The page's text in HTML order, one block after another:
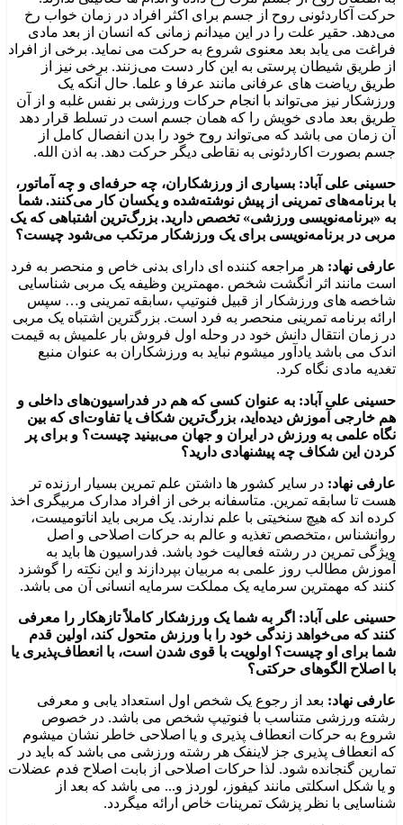
حرکت آکاردئونی روح از جسم برای اکثر افراد در زمان خواب رخ
می‌دهد. حقیر علت را در این میدانم زمانی که انسان از بعد مادی
فراغت می یابد بعد معنوی شروع به حرکت می نماید. برخی از افراد
از طریق شیطان پرستی به این کار دست می‌زنند. برخی نیز از
طریق ریاضت های عرفانی مانند عرفا و علما. حال آنکه یک
ورزشکار نیز می‌تواند با انجام حرکات ورزشی بر نفس غلبه و از آن
طریق بعد مادی خویش را که همان جسم است در تسلط قرار دهد
آن زمان می باشد که می‌تواند روح خود را بدن انفصال کامل از
جسم بصورت اکاردئونی به نقاطی دیگر حرکت دهد. به اذن الله.
حسینی علی آباد: بسیاری از ورزشکاران، چه حرفه‌ای و چه آماتور،
با برنامه‌های تمرینی از پیش نوشته‌شده و یکسان کار می‌کنند. شما
به «برنامه‌نویسی ورزشی» تخصص دارید. بزرگ‌ترین اشتباهی که یک
مربی در برنامه‌نویسی برای یک ورزشکار مرتکب می‌شود چیست؟
عارفی نهاد: هر مراجعه کننده ای دارای بدنی خاص و منحصر به فرد
است مانند اثر انگشت شخص .مهمترین وظیفه یک مربی شناسایی
شاخصه های ورزشکار از قبیل فنوتیپ ،سابقه تمرینی و… سپس
ارائه برنامه تمرینی منحصر به فرد است. بزرگترین اشتباه یک مربی
در زمان انتقال دانش خود در وحله اول فروش بار علمیش به قیمت
اندک می باشد یادآور میشوم نباید به ورزشکاران به عنوان منبع
تغدیه مادی نگاه کرد.
حسینی علی آباد: به عنوان کسی که هم در فدراسیون‌های داخلی و
هم خارجی آموزش دیده‌اید، بزرگ‌ترین شکاف یا تفاوت‌ای که بین
نگاه علمی به ورزش در ایران و جهان می‌بینید چیست؟ و برای پر
کردن این شکاف چه پیشنهادی دارید؟
عارفی نهاد: در سایر کشور ها داشتن علم تمرین بسیار ارزنده تر
هست تا سابقه تمرین. متاسفانه برخی از افراد مدارک مربیگری اخذ
کرده اند که هیچ سنخیتی با علم ندارند. یک مربی باید اناتومیست،
روانشناس ،متخصص تغذیه و عالم به حرکات اصلاحی و اصل
ویژگی تمرین در رشته فعالیت خود باشد. فدراسیون ها باید به
آموزش مطالب روز علمی به مربیان بپردازند و این نکته را گوشزد
کنند که مهمترین سرمایه یک مملکت سرمایه انسانی آن می باشد.
حسینی علی آباد: اگر به شما یک ورزشکار کاملاً تازهکار را معرفی
کنند که می‌خواهد زندگی خود را با ورزش متحول کند، اولین قدم
شما برای او چیست؟ اولویت با قوی شدن است، با انعطاف‌پذیری یا
با اصلاح الگوهای حرکتی؟
عارفی نهاد: بعد از رجوع یک شخص اول استعداد یابی و معرفی
رشته ورزشی متناسب با فنوتیپ شخص می باشد‌. در خصوص
شروع به حرکات انعطاف پذیری و یا اصلاحی خاطر نشان میشوم
که انعطاف پذیری جز لاینفک هر رشته ورزشی می باشد که باید در
تمارین گنجانده شود. لذا حرکات اصلاحی از بابت اصلاح فدم عضلات
و یا شکل اسکلتی مانند کیفوز، لوردز و..‌. می باشد که بعد از
شناسایی با نظر پزشک تمرینات خاص ارائه میگردد.